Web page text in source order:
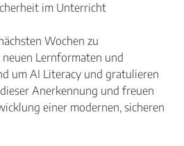
im Unterricht
Wochen zu
Lernformaten und
um AI Literacy und gratulieren
Anerkennung und freuen
einer modernen, sicheren